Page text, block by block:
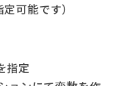
可能です）
指定